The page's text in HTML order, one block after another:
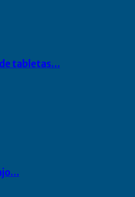
de tabletas…